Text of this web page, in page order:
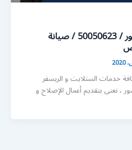
فني ستلايت القصور / 50050623 / صيانة
خدمات الستلايت و الريسفر
نعنى بتقديم أعمال الإصلاح و